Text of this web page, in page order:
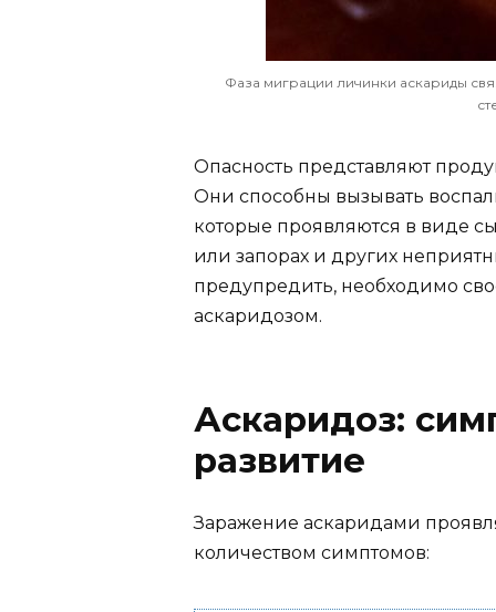
Фаза миграции личинки аскариды
Опасность представляют
Они способны вызывать
которые проявляются в виде
или запорах и других
предупредить, необходимо
аскаридозом.
Аскаридоз:
развитие
Заражение аскаридами
количеством симптомов: